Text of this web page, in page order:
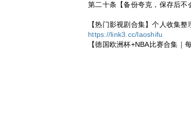
第二十条【备份夸克，保存后不
【热门影视剧合集】个人收集整
https://link3.cc/laoshifu
【德国欧洲杯+NBA比赛合集｜